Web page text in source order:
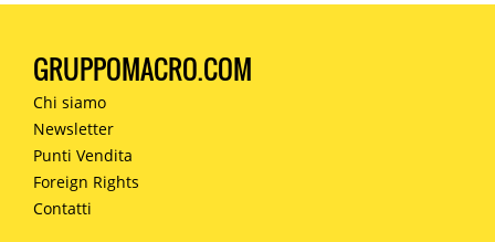
GRUPPOMACRO.COM
Chi siamo
Newsletter
Punti Vendita
Foreign Rights
Contatti